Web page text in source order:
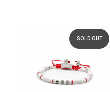
SOLD OUT